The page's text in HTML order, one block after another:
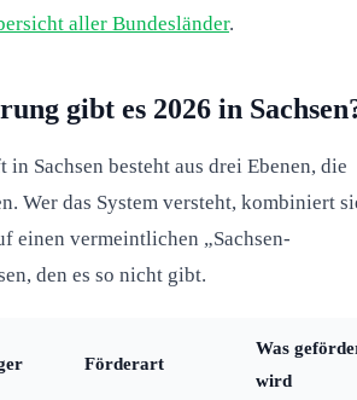
aller Bundesländer.
gibt es 2026 in
Sachsen besteht aus drei Ebenen, die
Wer das System versteht, kombiniert
einen vermeintlichen „Sachsen-
den es so nicht gibt.
Förderart
Was
wird